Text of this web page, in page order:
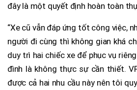
đây là một quyết định hoàn toàn
“Xe cũ vẫn đáp ứng tốt công việc,
người đi cùng thì không gian khá
duy trì hai chiếc xe để phục vụ
đình là không thực sự cần thiết.
được cả hai nhu cầu này nên tôi